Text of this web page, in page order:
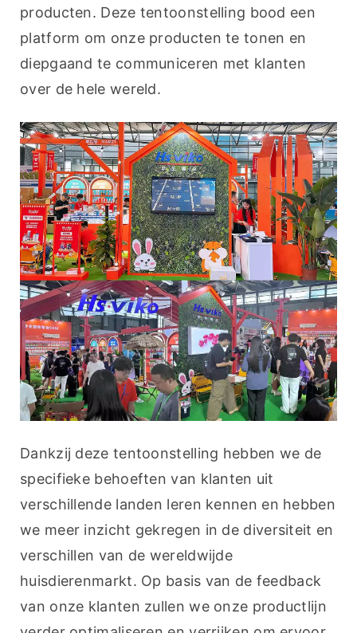
producten. Deze tentoonstelling bood een
platform om onze producten te tonen en
diepgaand te communiceren met klanten
over de hele wereld.
Dankzij deze tentoonstelling hebben we de
specifieke behoeften van klanten uit
verschillende landen leren kennen en hebben
we meer inzicht gekregen in de diversiteit en
verschillen van de wereldwijde
huisdierenmarkt. Op basis van de feedback
van onze klanten zullen we onze productlijn